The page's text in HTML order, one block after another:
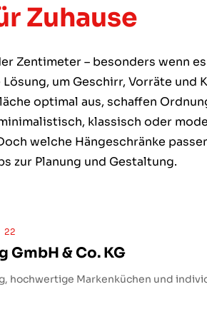
Zuhause
Zentimeter – besonders wenn
um Geschirr, Vorräte
optimal aus, schaffen
klassisch oder
welche Hängeschränke
zur Planung und Gestaltung.
22
GmbH & Co. KG
hochwertige Markenküchen und